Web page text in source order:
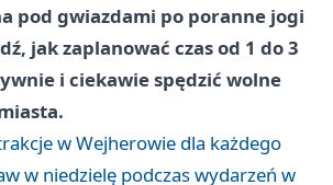
pod gwiazdami po poranne jogi
jak zaplanować czas od 1 do 3
i ciekawie spędzić wolne
w Wejherowie dla każdego
w niedzielę podczas wydarzeń w